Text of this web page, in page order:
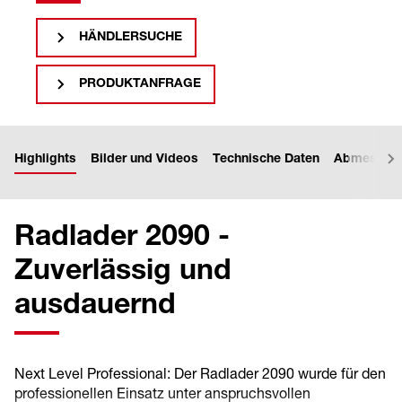
HÄNDLERSUCHE
PRODUKTANFRAGE
Highlights Bilder und Videos Technische Daten
Radlader 2090 -
Zuverlässig und
ausdauernd
Next Level Professional: Der Radlader 2090 wurde für den
professionellen Einsatz unter anspruchsvollen